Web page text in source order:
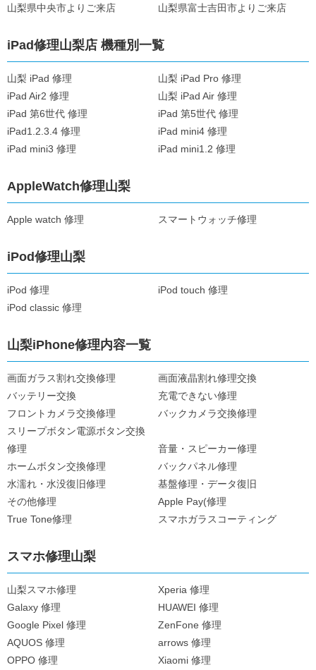
山梨県中央市よりご来店
山梨県富士吉田市よりご来店
iPad修理山梨店 機種別一覧
山梨 iPad 修理
山梨 iPad Pro 修理
iPad Air2 修理
山梨 iPad Air 修理
iPad 第6世代 修理
iPad 第5世代 修理
iPad1.2.3.4 修理
iPad mini4 修理
iPad mini3 修理
iPad mini1.2 修理
AppleWatch修理山梨
Apple watch 修理 スマートウォッチ修理
iPod修理山梨
iPod 修理
iPod touch 修理
iPod classic 修理
山梨iPhone修理内容一覧
画面ガラス割れ交換修理
画面液晶割れ修理交換
バッテリー交換
充電できない修理
フロントカメラ交換修理
バックカメラ交換修理
スリープボタン電源ボタン交換
修理
音量・スピーカー修理
ホームボタン交換修理
バックパネル修理
水濡れ・水没復旧修理
基盤修理・データ復旧
その他修理
Apple Pay(修理
True Tone修理
スマホガラスコーティング
スマホ修理山梨
山梨スマホ修理
Xperia 修理
Galaxy 修理
HUAWEI 修理
Google Pixel 修理
ZenFone 修理
AQUOS 修理
arrows 修理
OPPO 修理
Xiaomi 修理